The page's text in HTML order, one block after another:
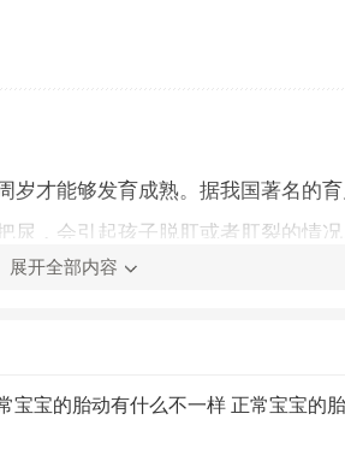
岁才能够发育成熟。据我国著名的
尿，会引起孩子脱肛或者肛裂的情
及括约肌的发育也会受到不同程度的
的意愿来强加给孩子的。所以，有
展开全部内容
宝宝的胎动有什么不一样 正常宝宝的